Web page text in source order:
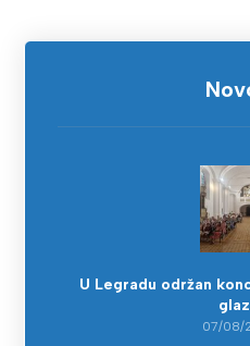
U Legradu održan
07/08/